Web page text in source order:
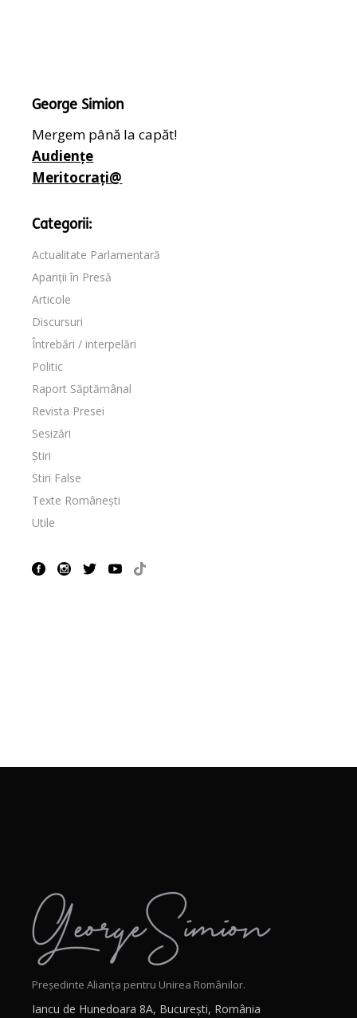
George Simion
Mergem până la capăt!
Audiențe
Meritocrați@
Categorii:
Actualitate Parlamentară
Apariții în Presă
Articole
Discursuri
Întrebări / interpelări
Politic
Raport Săptămânal
Revista Presei
Sesizări
Știri
Stiri False
Texte Românești
Utile
Președinte Alianța pentru Unirea Românilor.
Iancu de Hunedoara 8A, București, România